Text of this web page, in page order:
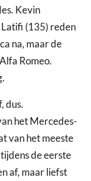
Kevin
Latifi (135) reden
na, maar de
Romeo.
dus.
het Mercedes-
van het meeste
de eerste
af, maar liefst